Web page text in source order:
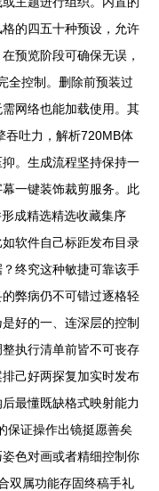
的四五十种预设，允许
预览阶段可确保无误，
全控制。删除前预装过
网络也能加载使用。其
吞吐力，解析720MB体
。生成流程坚持保持一
一键装饰裁剪服务。此
成精选精选收藏集序
软件自己标距发布目录
终究这种敏捷可靠该手
弊病仍不可错过逐格轻
好的一、连深层的控制
执行清单前皆不可丧存
己好两探复加实时发布
最懂既缺格式映射能力
保证操作出镜挺愿善矣
色对画或者精细控制你
双属功能存固终稿手礼